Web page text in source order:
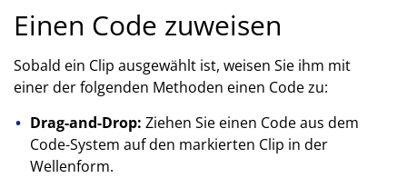
Einen Code zuweisen
Sobald ein Clip ausgewählt ist, weisen Sie ihm mit
einer der folgenden Methoden einen Code zu:
Drag-and-Drop: Ziehen Sie einen Code aus dem
Code-System auf den markierten Clip in der
Wellenform.